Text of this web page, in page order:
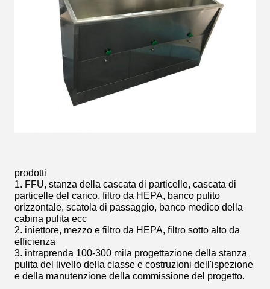
prodotti
1. FFU, stanza della cascata di particelle, cascata di
particelle del carico, filtro da HEPA, banco pulito
orizzontale, scatola di passaggio, banco medico della
cabina pulita ecc
2. iniettore, mezzo e filtro da HEPA, filtro sotto alto da
efficienza
3. intraprenda 100-300 mila progettazione della stanza
pulita del livello della classe e costruzioni dell'ispezione
e della manutenzione della commissione del progetto.